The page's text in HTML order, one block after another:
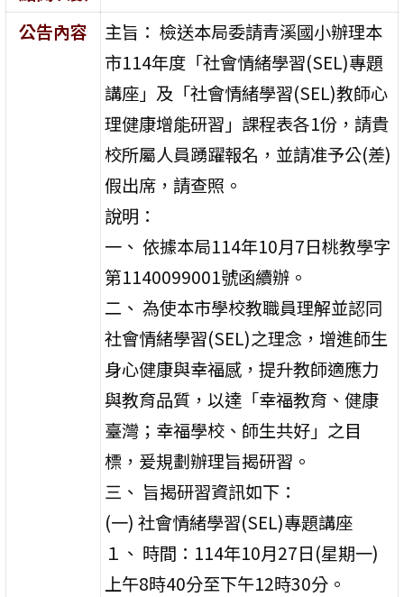
公告內容
主旨： 檢送本局委請青溪國小辦理本
市114年度「社會情緒學習(SEL)專題
講座」及「社會情緒學習(SEL)教師心
理健康增能研習」課程表各1份，請貴
校所屬人員踴躍報名，並請准予公(差)
假出席，請查照。
說明：
一、 依據本局114年10月7日桃教學字
第1140099001號函續辦。
二、 為使本市學校教職員理解並認同
社會情緒學習(SEL)之理念，增進師生
身心健康與幸福感，提升教師適應力
與教育品質，以達「幸福教育、健康
臺灣；幸福學校、師生共好」之目
標，爰規劃辦理旨揭研習。
三、 旨揭研習資訊如下：
(一) 社會情緒學習(SEL)專題講座
１、 時間：114年10月27日(星期一)
上午8時40分至下午12時30分。